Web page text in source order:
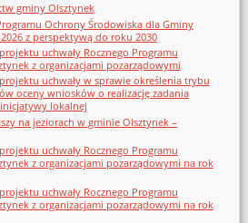
gminy Olsztynek
Ochrony Środowiska dla Gminy
z perspektywą do roku 2030
uchwały Rocznego Programu
z organizacjami pozarządowymi
uchwały w sprawie określenia trybu
oceny wniosków o realizację zadania
lokalnej
na jeziorach w gminie Olsztynek –
uchwały Rocznego Programu
z organizacjami pozarządowymi na rok
uchwały Rocznego Programu
z organizacjami pozarządowymi na rok